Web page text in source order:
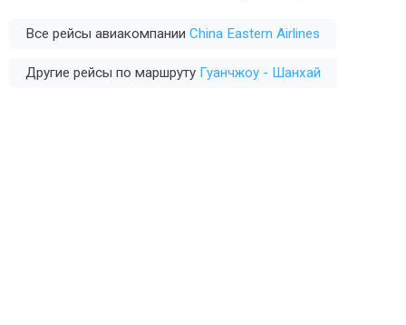
Все рейсы авиакомпании China Eastern Airlines
Другие рейсы по маршруту Гуанчжоу - Шанхай